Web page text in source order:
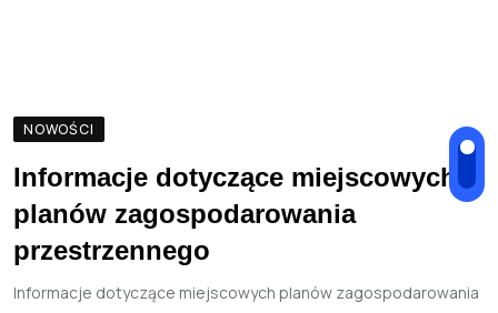
NOWOŚCI
Informacje dotyczące miejscowych
planów zagospodarowania
przestrzennego
Informacje dotyczące miejscowych planów zagospodarowania